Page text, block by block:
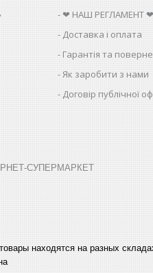
❤ НАШ РЕГЛАМЕНТ ❤
Доставка і оплата
Гарантія та
Як заробити з нами
Договір публічної
СУПЕРМАРКЕТ
находятся на разных